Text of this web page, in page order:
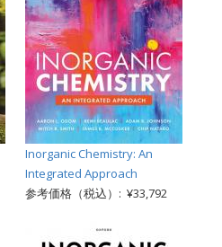
Inorganic Chemistry: An
Integrated Approach
参考価格（税込）: ¥33,792